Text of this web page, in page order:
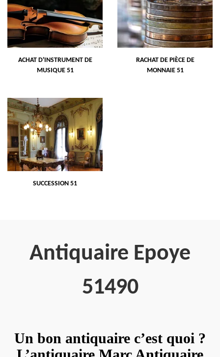
ACHAT D'INSTRUMENT DE
MUSIQUE 51
RACHAT DE PIÈCE DE
MONNAIE 51
SUCCESSION 51
Antiquaire Epoye
51490
Un bon antiquaire c’est quoi ?